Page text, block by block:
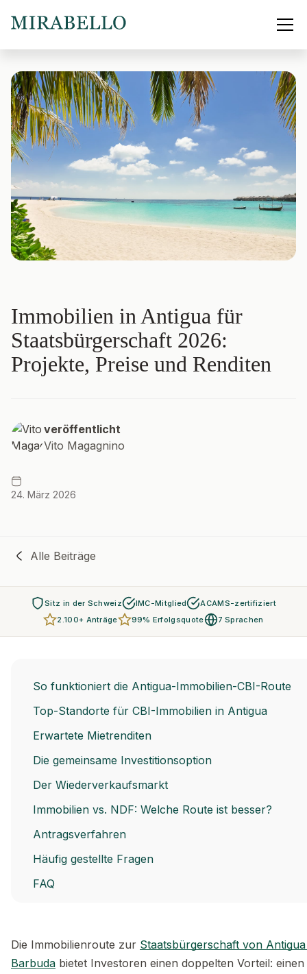
Immobilien in Antigua für
Staatsbürgerschaft 2026:
Projekte, Preise und Renditen
veröffentlicht
Vito Magagnino
24. März 2026
Alle Beiträge
Sitz in der Schweiz IMC-Mitglied
ACAMS-zertifiziert
2.100+ Anträge
99% Erfolgsquote 7 Sprachen
So funktioniert die Antigua-Immobilien-CBI-Route
Top-Standorte für CBI-Immobilien in Antigua
Erwartete Mietrenditen
Die gemeinsame Investitionsoption
Der Wiederverkaufsmarkt
Immobilien vs. NDF: Welche Route ist besser?
Antragsverfahren
Häufig gestellte Fragen
FAQ
Die Immobilienroute zur Staatsbürgerschaft von
Barbuda bietet Investoren einen doppelten Vorteil: einen